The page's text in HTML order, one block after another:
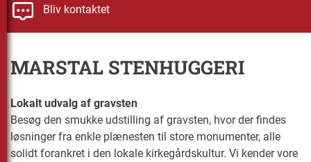
Bliv kontaktet
MARSTAL STENHUGGERI
Lokalt udvalg af gravsten
Besøg den smukke udstilling af gravsten, hvor der findes
løsninger fra enkle plænesten til store monumenter, alle
solidt forankret i den lokale kirkegårdskultur. Vi kender vore